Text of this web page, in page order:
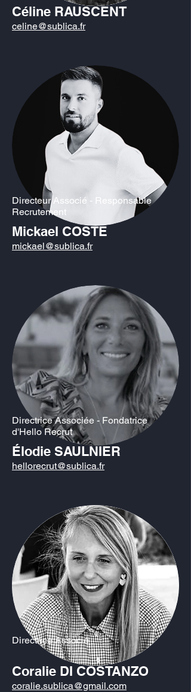
Céline RAUSCENT
celine@sublica.fr
Directeur Associé - Responsable
Recrutement
Mickael COSTE
mickael@sublica.fr
Directrice Associée - Fondatrice
d'Hello Recrut
Élodie SAULNIER
hellorecrut@sublica.fr
Directrice Associé
Coralie DI COSTANZO
coralie.sublica@gmail.com